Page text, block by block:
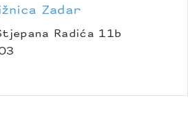
Zadar
Radića 11b